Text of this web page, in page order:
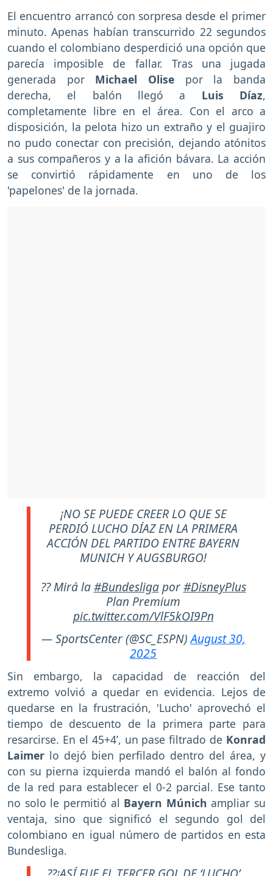
El encuentro arrancó con sorpresa desde el primer
minuto. Apenas habían transcurrido 22 segundos
cuando el colombiano desperdició una opción que
parecía imposible de fallar. Tras una jugada
generada por Michael Olise por la banda
derecha, el balón llegó a Luis Díaz,
completamente libre en el área. Con el arco a
disposición, la pelota hizo un extraño y el guajiro
no pudo conectar con precisión, dejando atónitos
a sus compañeros y a la afición bávara. La acción
se convirtió rápidamente en uno de los
'papelones' de la jornada.
¡NO SE PUEDE CREER LO QUE SE
PERDIÓ LUCHO DÍAZ EN LA PRIMERA
ACCIÓN DEL PARTIDO ENTRE BAYERN
MUNICH Y AUGSBURGO!
?? Mirá la#Bundesligapor#DisneyPlus
Plan Premium
pic.twitter.com/VlF5kOI9Pn
— SportsCenter (@SC_ESPN)August 30,
2025
Sin embargo, la capacidad de reacción del
extremo volvió a quedar en evidencia. Lejos de
quedarse en la frustración, 'Lucho' aprovechó el
tiempo de descuento de la primera parte para
resarcirse. En el 45+4’, un pase filtrado de Konrad
Laimer lo dejó bien perfilado dentro del área, y
con su pierna izquierda mandó el balón al fondo
de la red para establecer el 0-2 parcial. Ese tanto
no solo le permitió al Bayern Múnich ampliar su
ventaja, sino que significó el segundo gol del
colombiano en igual número de partidos en esta
Bundesliga.